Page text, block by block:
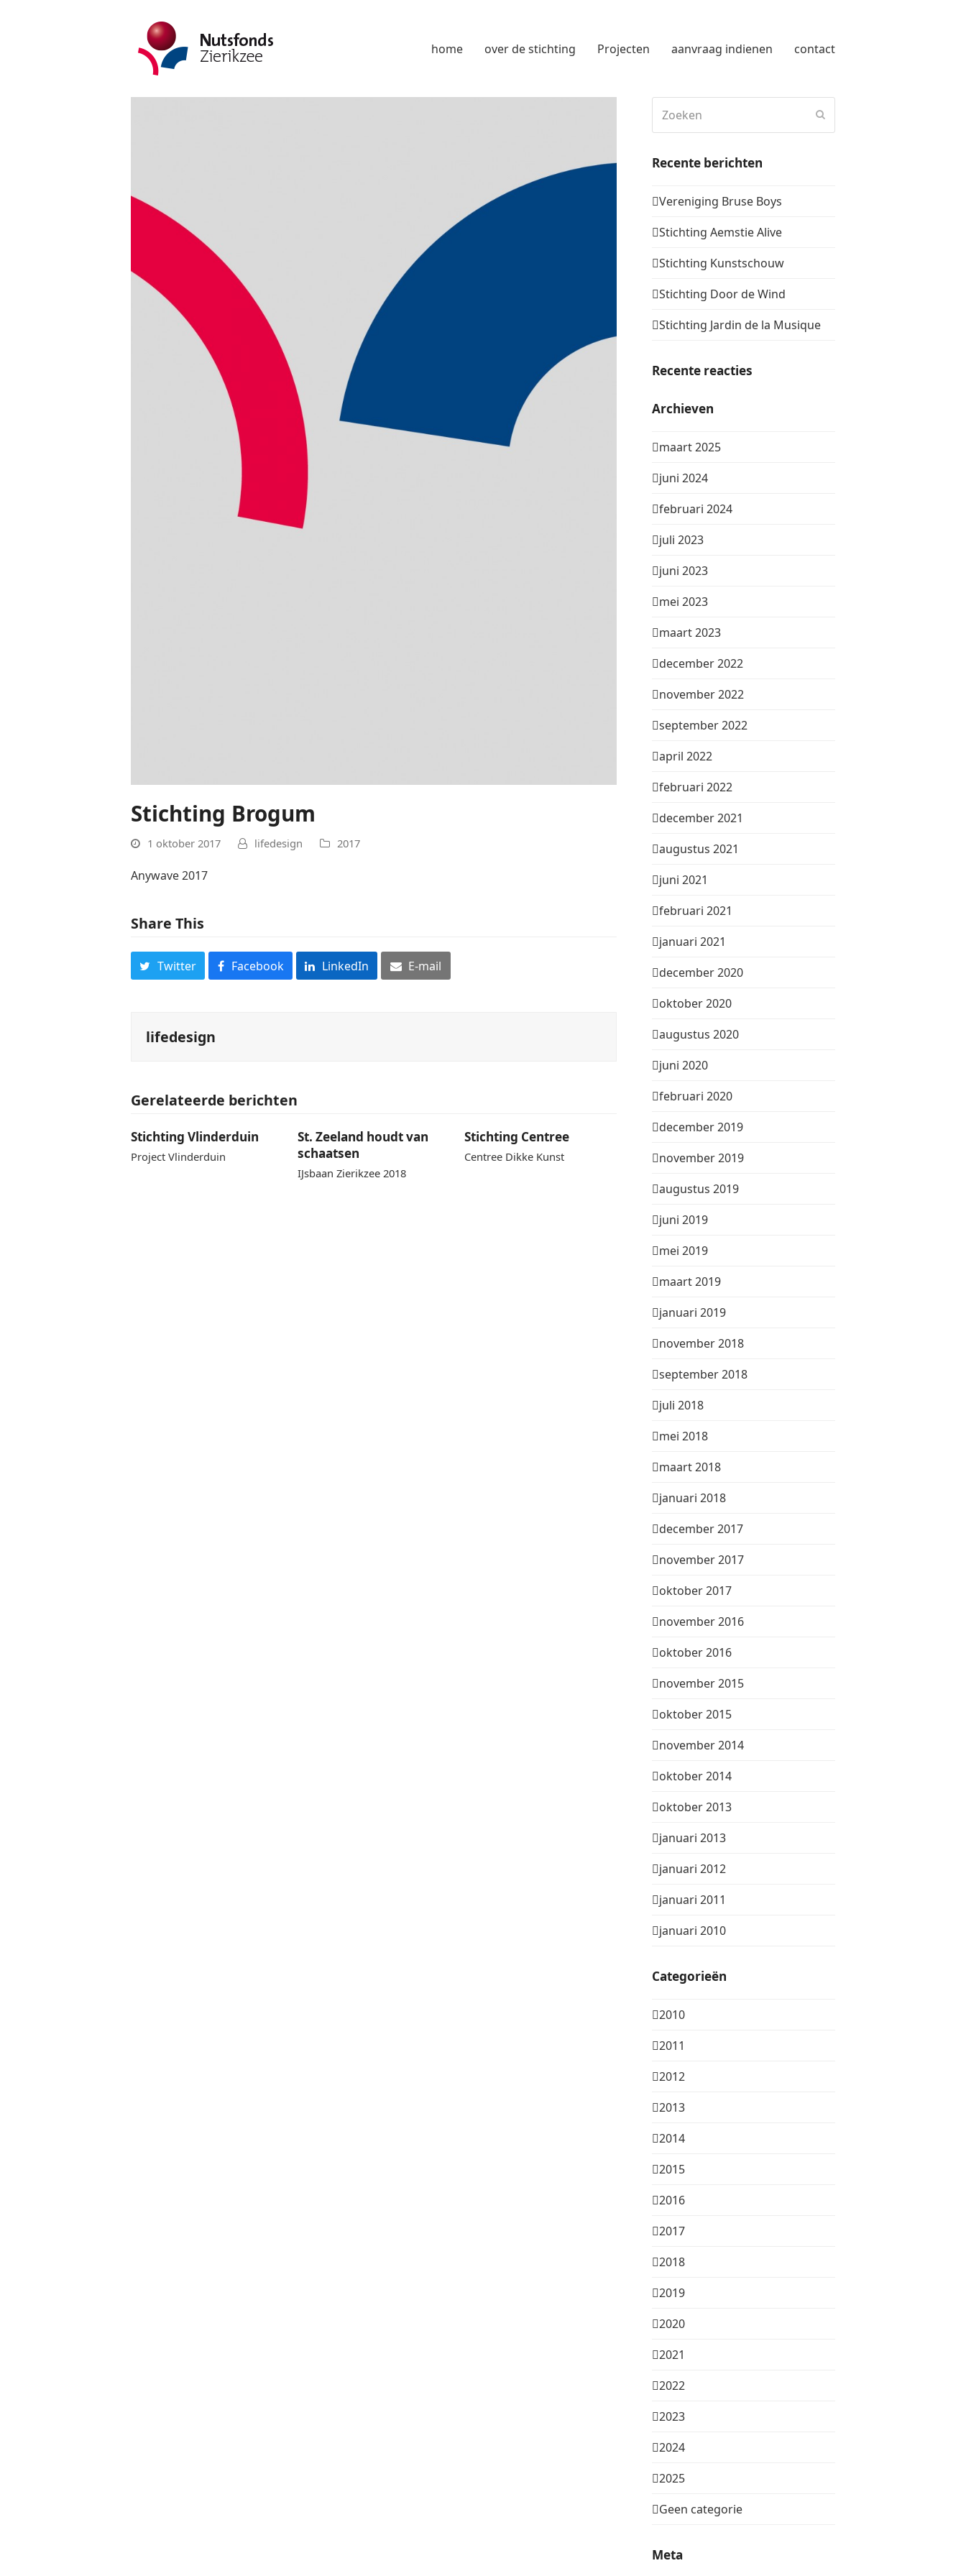
home over de stichting Projecten aanvraag indienen contact
Stichting Brogum
1 oktober 2017 lifedesign 2017
Anywave 2017
Share This
Twitter Facebook LinkedIn E-mail
lifedesign
Gerelateerde berichten
Stichting Vlinderduin
Project Vlinderduin
St. Zeeland houdt van
schaatsen
IJsbaan Zierikzee 2018
Stichting Centree
Centree Dikke Kunst
Recente berichten
Vereniging Bruse Boys
Stichting Aemstie Alive
Stichting Kunstschouw
Stichting Door de Wind
Stichting Jardin de la Musique
Recente reacties
Archieven
maart 2025
juni 2024
februari 2024
juli 2023
juni 2023
mei 2023
maart 2023
december 2022
november 2022
september 2022
april 2022
februari 2022
december 2021
augustus 2021
juni 2021
februari 2021
januari 2021
december 2020
oktober 2020
augustus 2020
juni 2020
februari 2020
december 2019
november 2019
augustus 2019
juni 2019
mei 2019
maart 2019
januari 2019
november 2018
september 2018
juli 2018
mei 2018
maart 2018
januari 2018
december 2017
november 2017
oktober 2017
november 2016
oktober 2016
november 2015
oktober 2015
november 2014
oktober 2014
oktober 2013
januari 2013
januari 2012
januari 2011
januari 2010
Categorieën
2010
2011
2012
2013
2014
2015
2016
2017
2018
2019
2020
2021
2022
2023
2024
2025
Geen categorie
Meta